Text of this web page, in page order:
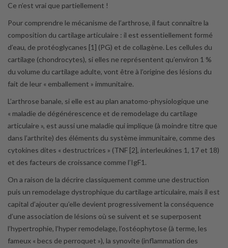
Ce n’est vrai que partiellement !
Pour comprendre le mécanisme de l’arthrose, il faut connaître la
composition du cartilage articulaire : il est essentiellement formé
d’eau, de protéoglycanes [1] (PG) et de collagène. Les cellules du
cartilage (chondrocytes), si elles ne représentent qu’environ 1 %
du volume du cartilage adulte, vont être à l’origine des lésions du
fait de leur « emballement » immunitaire.
L’arthrose banale, si elle est au plan anatomo-physiologique une
« maladie de dégénérescence et de remodelage du cartilage
articulaire », est aussi une maladie qui implique (à moindre titre que
dans l’arthrite) des éléments du système immunitaire, comme des
cytokines dites « destructrices » (TNF [2], interleukines 1, 17 et 18)
et des facteurs de croissance comme l’IgF1.
On a raison de la décrire classiquement comme une destruction
puis un remodelage dystrophique du cartilage articulaire, mais il est
capital d’ajouter qu’elle devient progressivement la conséquence
d’une association de lésions où se suivent et se superposent
l’hypertrophie, l’hyper remodelage, l’ostéophytose (à terme, les
fameux « becs de perroquet »), la synovite (inflammation des